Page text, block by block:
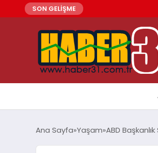
SON GELİŞME
Ana Sayfa Yaşam ABD